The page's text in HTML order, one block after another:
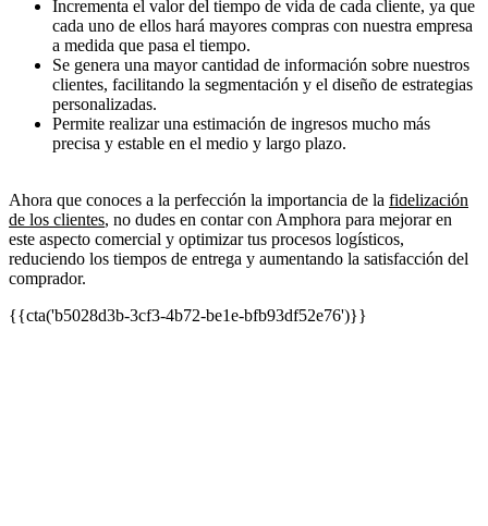
Incrementa el valor del tiempo de vida de cada cliente, ya que
cada uno de ellos hará mayores compras con nuestra empresa
a medida que pasa el tiempo.
Se genera una mayor cantidad de información sobre nuestros
clientes, facilitando la segmentación y el diseño de estrategias
personalizadas.
Permite realizar una estimación de ingresos mucho más
precisa y estable en el medio y largo plazo.
Ahora que conoces a la perfección la importancia de la fidelización
de los clientes, no dudes en contar con Amphora para mejorar en
este aspecto comercial y optimizar tus procesos logísticos,
reduciendo los tiempos de entrega y aumentando la satisfacción del
comprador.
{{cta('b5028d3b-3cf3-4b72-be1e-bfb93df52e76')}}